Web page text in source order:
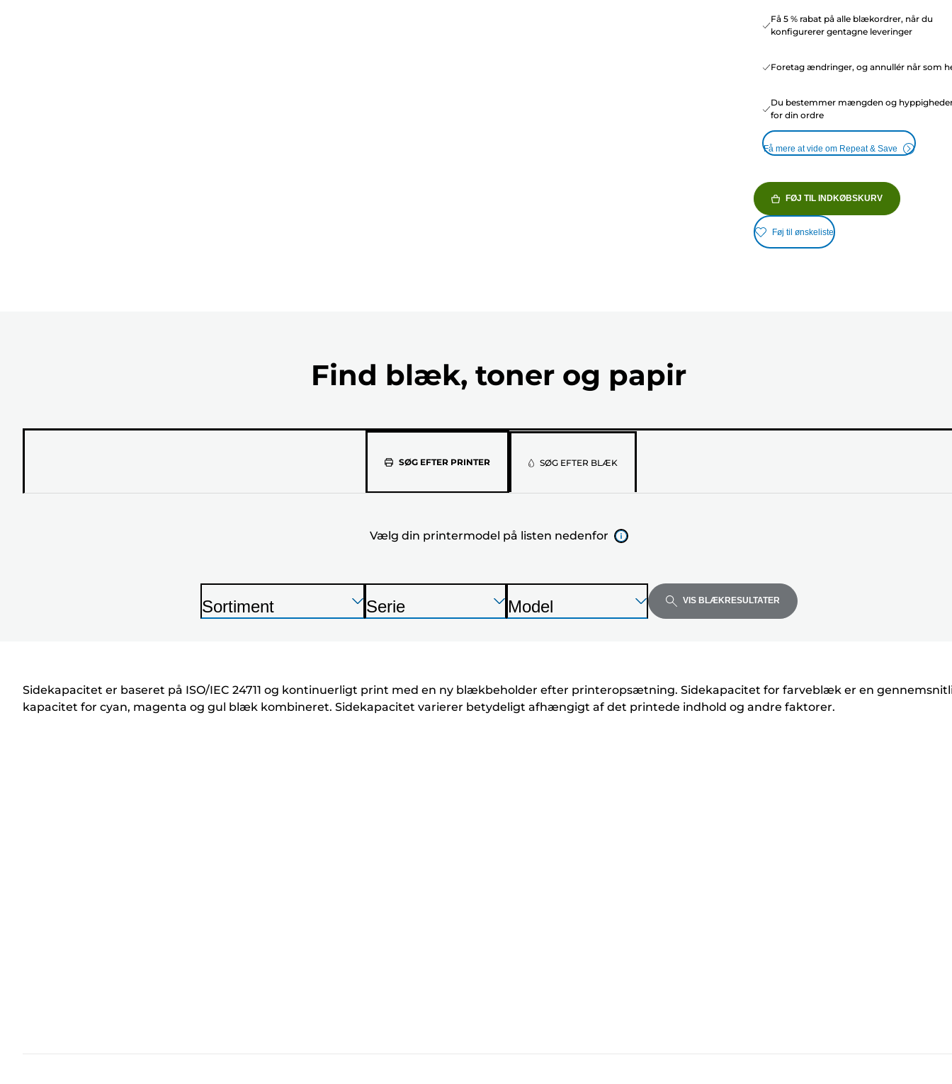
Få 5 % rabat på alle blækordrer, når du
konfigurerer gentagne leveringer
Foretag ændringer, og annullér når som
Du bestemmer mængden og
for din ordre
Få mere at vide om Repeat & Save
FØJ TIL INDKØBSKURV
Føj til ønskeliste
Find blæk, toner og papir
SØG EFTER PRINTER
Vælg
din
printermodel
på
listen
nedenfor
SØG EFTER BLÆK
Vælg din printermodel på listen nedenfor
Tryk
Enter
P
n
t
Sortiment
Tryk
Enter
P
n
t
Serie
Tryk
Enter
P
n
t
Model VIS BLÆKRESULTATER
Sidekapacitet er baseret på ISO/IEC 24711 og kontinuerligt print med en ny blækbeholder efter printeropsætning. Sidekapacitet for farveblæk er en
kapacitet for cyan, magenta og gul blæk kombineret. Sidekapacitet varierer betydeligt afhængigt af det printede indhold og andre faktorer.